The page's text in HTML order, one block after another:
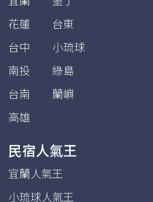
花蓮
台東
台中
小琉球
南投
綠島
台南
蘭嶼
高雄
民宿人氣王
宜蘭人氣王
小琉球人氣王